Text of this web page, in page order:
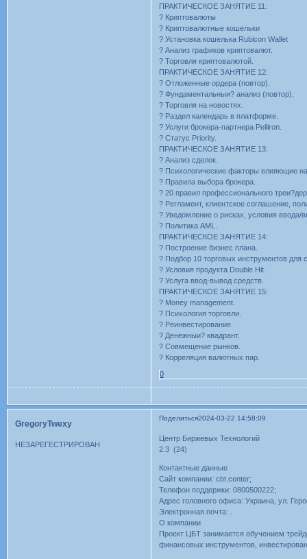
ПРАКТИЧЕСКОЕ ЗАНЯТИЕ 11:
? Криптовалюты
? Криптовалютные кошельки
? Установка кошелька Rubicon Wallet
? Анализ графиков криптовалют.
? Торговля криптовалютой.
ПРАКТИЧЕСКОЕ ЗАНЯТИЕ 12:
? Отложенные ордера (повтор).
? Фундаментальныи? анализ (повтор).
? Торговля на новостях.
? Раздел календарь в платформе.
? Услуги брокера-партнера Pelliron.
? Cтатус Priority.
ПРАКТИЧЕСКОЕ ЗАНЯТИЕ 13:
? Анализ сделок.
? Психологические факторы влияющие
? Правила выбора брокера.
? 20 правил профессионального
? Регламент, клиентское соглашение,
? Уведомление о рисках, условия ввода/
? Политика AML.
ПРАКТИЧЕСКОЕ ЗАНЯТИЕ 14:
? Построение бизнес плана.
? Подбор 10 торговых инструментов для
? Условия продукта Double Hit.
? Услуга ввод-вывод средств.
ПРАКТИЧЕСКОЕ ЗАНЯТИЕ 15:
? Money management.
? Психология торговли.
? Реинвестирование.
? Денежныи? квадрант.
? Совмещение рынков.
? Корреляция валютных пар.
0
Поделиться2024-03-22 14:58:09
GregoryTwexy
НЕЗАРЕГЕСТРИРОВАН
Центр Биржевых Технологий
2.3 (24)
Контактные данные
Сайт компании: cbt.center;
Телефон поддержки: 0800500222;
Адрес головного офиса: Украина, ул.
Электронная почта: .
О компании
Проект ЦБТ занимается обучением
финансовых инструментов,